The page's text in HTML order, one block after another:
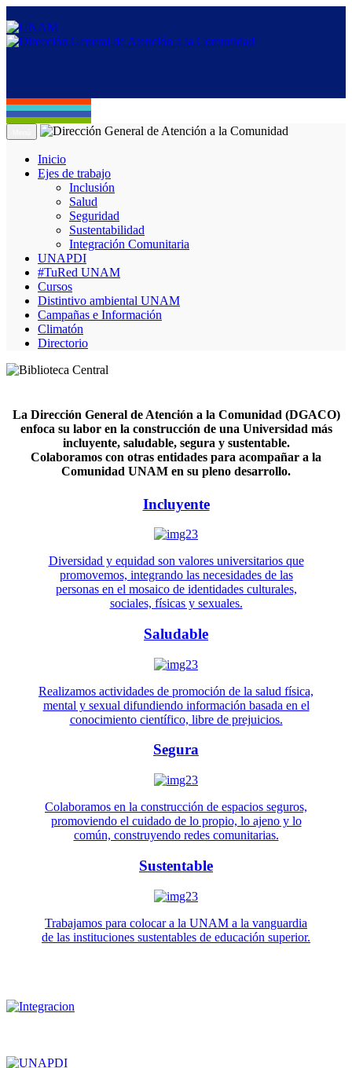
Inicio
Ejes de trabajo
Inclusión
Salud
Seguridad
Sustentabilidad
Integración Comunitaria
UNAPDI
#TuRed UNAM
Cursos
Distintivo ambiental UNAM
Campañas e Información
Climatón
Directorio
La Dirección General de Atención a la Comunidad (DGACO)
enfoca su labor en la construcción de una Universidad más
incluyente, saludable, segura y sustentable.
Colaboramos con otras entidades para acompañar a la
Comunidad UNAM en su pleno desarrollo.
Incluyente
Diversidad y equidad son valores universitarios que
promovemos, integrando las necesidades de las
personas en el mosaico de identidades culturales,
sociales, físicas y sexuales.
Saludable
Realizamos actividades de promoción de la salud física,
mental y sexual difundiendo información basada en el
conocimiento científico, libre de prejuicios.
Segura
Colaboramos en la construcción de espacios seguros,
promoviendo el cuidado de lo propio, lo ajeno y lo
común, construyendo redes comunitarias.
Sustentable
Trabajamos para colocar a la UNAM a la vanguardia
de las instituciones sustentables de educación superior.